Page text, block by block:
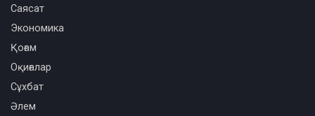
Саясат
Экономика
Қоғам
Оқиғалар
Сұхбат
Әлем